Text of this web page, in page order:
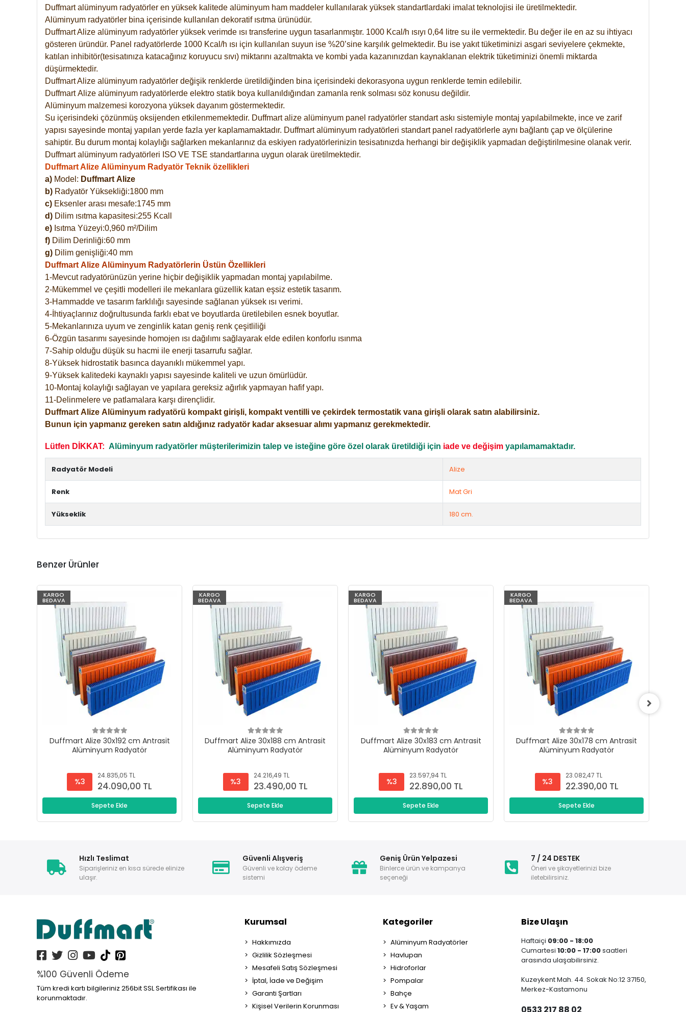
Duffmart alüminyum radyatörler en yüksek kalitede alüminyum ham maddeler kullanılarak yüksek standartlardaki imalat teknolojisi ile üretilmektedir.
Alüminyum radyatörler bina içerisinde kullanılan dekoratif ısıtma ürünüdür.
Duffmart Alize alüminyum radyatörler yüksek verimde ısı transferine uygun tasarlanmıştır. 1000 Kcal/h ısıyı 0,64 litre su ile vermektedir. Bu değer ile en az su ihtiyacı
gösteren üründür. Panel radyatörlerde 1000 Kcal/h ısı için kullanılan suyun ise %20’sine karşılık gelmektedir. Bu ise yakıt tüketiminizi asgari seviyelere çekmekte,
katılan inhibitör(tesisatınıza katacağınız koruyucu sıvı) miktarını azaltmakta ve kombi yada kazanınızdan kaynaklanan elektrik tüketiminizi önemli miktarda
düşürmektedir.
Duffmart Alize alüminyum radyatörler değişik renklerde üretildiğinden bina içerisindeki dekorasyona uygun renklerde temin edilebilir.
DuffmartAlize alüminyum radyatörlerde elektro statik boya kullanıldığından zamanla renk solması söz konusu değildir.
Alüminyum malzemesi korozyona yüksek dayanım göstermektedir.
Su içerisindeki çözünmüş oksijenden etkilenmemektedir. Duffmart alize alüminyum panel radyatörler standart askı sistemiyle montaj yapılabilmekte, ince ve zarif
yapısı sayesinde montaj yapılan yerde fazla yer kaplamamaktadır. Duffmart alüminyum radyatörleri standart panel radyatörlerle aynı bağlantı çap ve ölçülerine
sahiptir. Bu durum montaj kolaylığı sağlarken mekanlarınız da eskiyen radyatörlerinizin tesisatınızda herhangi bir değişiklik yapmadan değiştirilmesine olanak verir.
Duffmart alüminyum radyatörleri ISO VE TSE standartlarına uygun olarak üretilmektedir.
Duffmart Alize Alüminyum Radyatör Teknik özellikleri
a) Model: Duffmart Alize
b) Radyatör Yüksekliği:1800 mm
c) Eksenler arası mesafe:1745 mm
d) Dilim ısıtma kapasitesi:255 Kcall
e) Isıtma Yüzeyi:0,960 m²/Dilim
f) Dilim Derinliği:60 mm
g) Dilim genişliği:40 mm
Duffmart Alize Alüminyum Radyatörlerin Üstün Özellikleri
1-Mevcut radyatörünüzün yerine hiçbir değişiklik yapmadan montaj yapılabilme.
2-Mükemmel ve çeşitli modelleri ile mekanlara güzellik katan eşsiz estetik tasarım.
3-Hammadde ve tasarım farklılığı sayesinde sağlanan yüksek ısı verimi.
4-İhtiyaçlarınız doğrultusunda farklı ebat ve boyutlarda üretilebilen esnek boyutlar.
5-Mekanlarınıza uyum ve zenginlik katan geniş renk çeşitliliği
6-Özgün tasarımı sayesinde homojen ısı dağılımı sağlayarak elde edilen konforlu ısınma
7-Sahip olduğu düşük su hacmi ile enerji tasarrufu sağlar.
8-Yüksek hidrostatik basınca dayanıklı mükemmel yapı.
9-Yüksek kalitedeki kaynaklı yapısı sayesinde kaliteli ve uzun ömürlüdür.
10-Montaj kolaylığı sağlayan ve yapılara gereksiz ağırlık yapmayan hafif yapı.
11-Delinmelere ve patlamalara karşı dirençlidir.
Duffmart Alize Alüminyum radyatörü kompakt girişli, kompakt ventilli ve çekirdek termostatik vana girişli olarak satın alabilirsiniz.
Bunun için yapmanız gereken satın aldığınız radyatör kadar aksesuar alımı yapmanız gerekmektedir.
Lütfen DİKKAT: Alüminyum radyatörler müşterilerimizin talep ve isteğine göre özel olarak üretildiği için iade ve değişim yapılamamaktadır.
Radyatör Modeli Alize
Renk Mat Gri
Yükseklik 180 cm.
Benzer Ürünler
KARGO
BEDAVA
Duffmart Alize 30x192 cm Antrasit
Alüminyum Radyatör
%3
24.835,05 TL
24.090,00 TL
Sepete Ekle
KARGO
BEDAVA
Duffmart Alize 30x188 cm Antrasit
Alüminyum Radyatör
%3
24.216,49 TL
23.490,00 TL
Sepete Ekle
KARGO
BEDAVA
Duffmart Alize 30x183 cm Antrasit
Alüminyum Radyatör
%3
23.597,94 TL
22.890,00 TL
Sepete Ekle
KARGO
BEDAVA
Duffmart Alize 30x178 cm Antrasit
Alüminyum Radyatör
%3
23.082,47 TL
22.390,00 TL
Sepete Ekle
Hızlı Teslimat
Siparişleriniz en kısa sürede elinize
ulaşır.
Güvenli Alışveriş
Güvenli ve kolay ödeme
sistemi
Geniş Ürün Yelpazesi
Binlerce ürün ve kampanya
seçeneği
7 / 24 DESTEK
Öneri ve şikayetlerinizi bize
iletebilirsiniz.
%100 Güvenli Ödeme
Tüm kredi kartı bilgileriniz 256bit SSL Sertifikası ile
korunmaktadır.
Kurumsal
Hakkımızda
Gizlilik Sözleşmesi
Mesafeli Satış Sözleşmesi
İptal, İade ve Değişim
Garanti Şartları
Kişisel Verilerin Korunması
Kategoriler
Alüminyum Radyatörler
Havlupan
Hidroforlar
Pompalar
Bahçe
Ev & Yaşam
Bize Ulaşın
Haftaiçi 09:00 - 18:00
Cumartesi 10:00 - 17:00saatleri
arasında ulaşabilirsiniz.
Kuzeykent Mah. 44. Sokak No:12 37150,
Merkez-Kastamonu